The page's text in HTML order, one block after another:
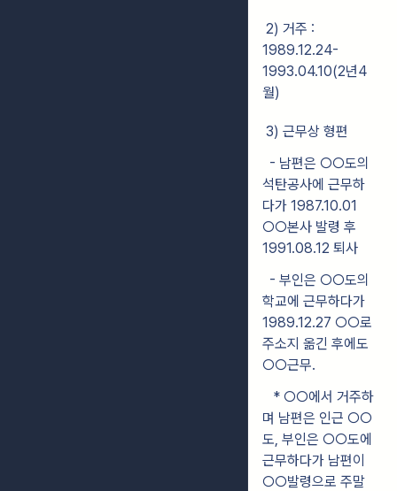
2) 거주 :
1989.12.24-
1993.04.10(2년4
월)
3) 근무상 형편
- 남편은 ○○도의
석탄공사에 근무하
다가 1987.10.01
○○본사 발령 후
1991.08.12 퇴사
- 부인은 ○○도의
학교에 근무하다가
1989.12.27 ○○로
주소지 옮긴 후에도
○○근무.
* ○○에서 거주하
며 남편은 인근 ○○
도, 부인은 ○○도에
근무하다가 남편이
○○발령으로 주말